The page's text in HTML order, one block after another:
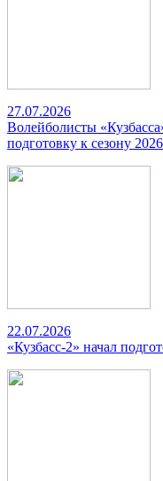
27.07.2026
Волейболисты
подготовку к сезону
22.07.2026
«Кузбасс-2» начал